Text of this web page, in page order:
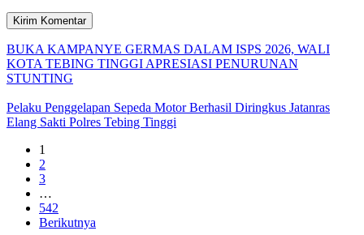
BUKA KAMPANYE GERMAS DALAM ISPS 2026, WALI
KOTA TEBING TINGGI APRESIASI PENURUNAN
STUNTING
Pelaku Penggelapan Sepeda Motor Berhasil Diringkus Jatanras
Elang Sakti Polres Tebing Tinggi
1
2
3
…
542
Berikutnya